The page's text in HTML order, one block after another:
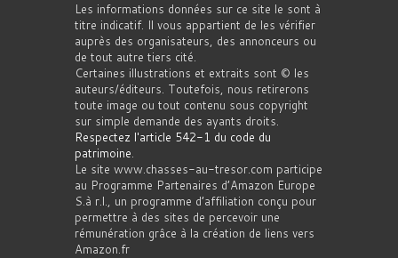
Les informations données sur ce site le sont à
titre indicatif. Il vous appartient de les vérifier
auprès des organisateurs, des annonceurs ou
de tout autre tiers cité.
Certaines illustrations et extraits sont © les
auteurs/éditeurs. Toutefois, nous retirerons
toute image ou tout contenu sous copyright
sur simple demande des ayants droits.
Respectez l'article 542-1 du code du
patrimoine.
Le site www.chasses-au-tresor.com participe
au Programme Partenaires d’Amazon Europe
S.à r.l., un programme d’affiliation conçu pour
permettre à des sites de percevoir une
rémunération grâce à la création de liens vers
Amazon.fr